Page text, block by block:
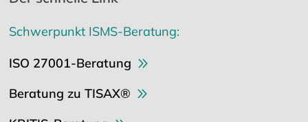
Schwerpunkt ISMS-Beratung:
ISO 27001-Beratung
Beratung zu TISAX®